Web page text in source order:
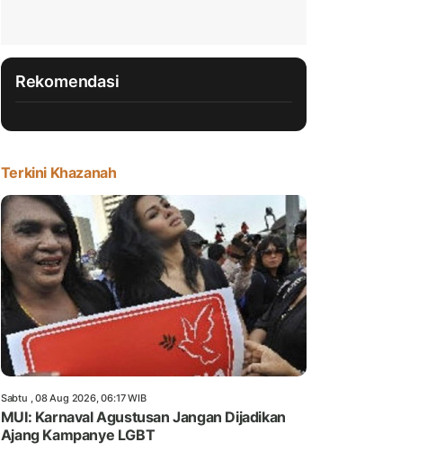
Rekomendasi
Terkini Khazanah
Sabtu , 08 Aug 2026, 06:17 WIB
MUI: Karnaval Agustusan Jangan Dijadikan
Ajang Kampanye LGBT